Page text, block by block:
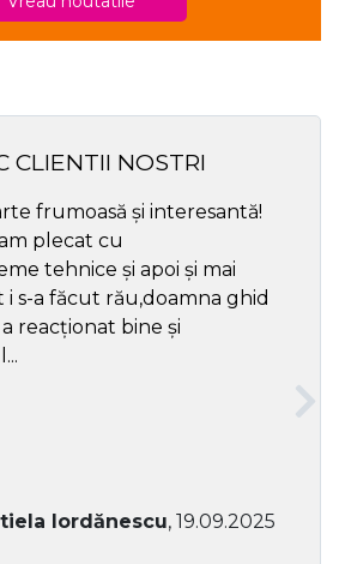
CLIENTII NOSTRI
frumoasă și interesantă!
plecat cu
tehnice și apoi și mai
s-a făcut rău,doamna ghid
reacționat bine și
Iordănescu, 19.09.2025